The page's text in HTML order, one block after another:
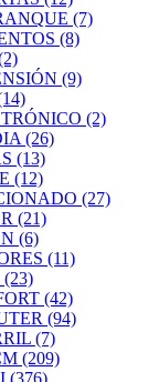
(7)
(8)
(9)
(2)
(26)
(13)
(12)
(27)
(21)
(6)
(11)
(23)
(42)
(94)
(7)
(209)
(376)